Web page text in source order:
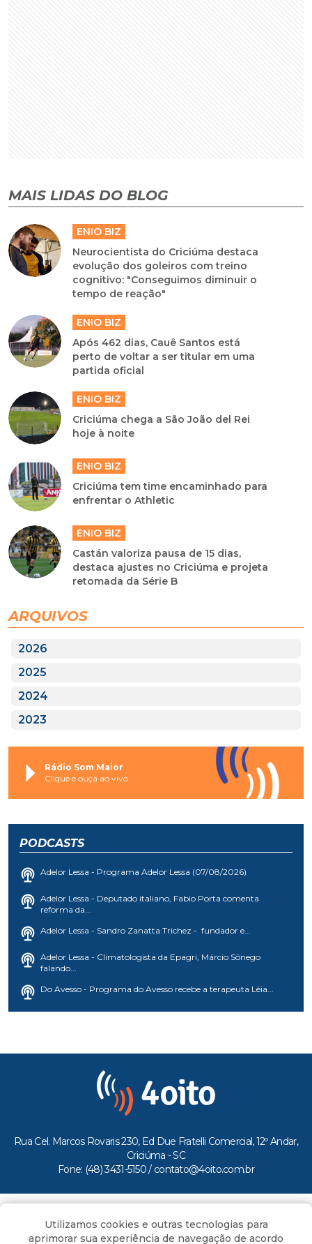
MAIS LIDAS DO BLOG
ENIO BIZ
Neurocientista do Criciúma destaca
evolução dos goleiros com treino
cognitivo: "Conseguimos diminuir o
tempo de reação"
ENIO BIZ
Após 462 dias, Cauê Santos está
perto de voltar a ser titular em uma
partida oficial
ENIO BIZ
Criciúma chega a São João del Rei
hoje à noite
ENIO BIZ
Criciúma tem time encaminhado para
enfrentar o Athletic
ENIO BIZ
Castán valoriza pausa de 15 dias,
destaca ajustes no Criciúma e projeta
retomada da Série B
ARQUIVOS
2026
2025
2024
2023
Rádio Som Maior
Clique e ouça ao vivo
PODCASTS
Adelor Lessa - Programa Adelor Lessa (07/08/2026)
Adelor Lessa - Deputado italiano, Fabio Porta comenta
reforma da...
Adelor Lessa - Sandro Zanatta Trichez - fundador e...
Adelor Lessa - Climatologista da Epagri, Márcio Sônego
falando...
Do Avesso - Programa do Avesso recebe a terapeuta Léia...
Rua Cel. Marcos Rovaris 230, Ed Due Fratelli Comercial, 12º Andar,
Criciúma - SC
Fone: (48) 3431-5150 / contato@4oito.com.br
Todos os direitos reservados ao Portal 4oito
Utilizamos cookies e outras tecnologias para
aprimorar sua experiência de navegação de acordo